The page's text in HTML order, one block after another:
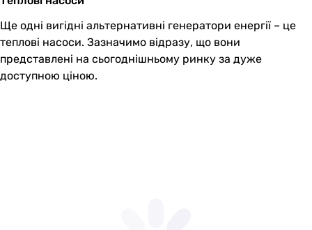
Ще одні вигідні альтернативні генератори енергії – це
теплові насоси. Зазначимо відразу, що вони
представлені на сьогоднішньому ринку за дуже
доступною ціною.